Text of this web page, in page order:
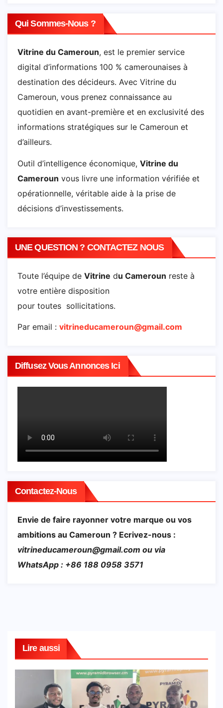
Qui Sommes-Nous ?
Vitrine du Cameroun, est le premier service
digital d’informations 100 % camerounaises à
destination des décideurs. Avec Vitrine du
Cameroun, vous prenez connaissance au
quotidien en avant-première et en exclusivité des
informations stratégiques sur le Cameroun et
d’ailleurs.
Outil d’intelligence économique, Vitrine du
Cameroun vous livre une information vérifiée et
opérationnelle, véritable aide à la prise de
décisions d’investissements.
UNE QUESTION ? CONTACTEZ NOUS
Toute l’équipe de Vitrine du Cameroun reste à
votre entière disposition
pour toutes sollicitations.
Par email : vitrineducameroun@gmail.com
Diffusez Vous Annonces Ici
Contactez-Nous
Envie de faire rayonner votre marque ou vos
ambitions au Cameroun ? Ecrivez-nous :
vitrineducameroun@gmail.com ou via
WhatsApp : +86 188 0958 3571
Lire aussi